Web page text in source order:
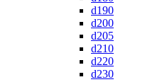
d190
d200
d205
d210
d220
d230